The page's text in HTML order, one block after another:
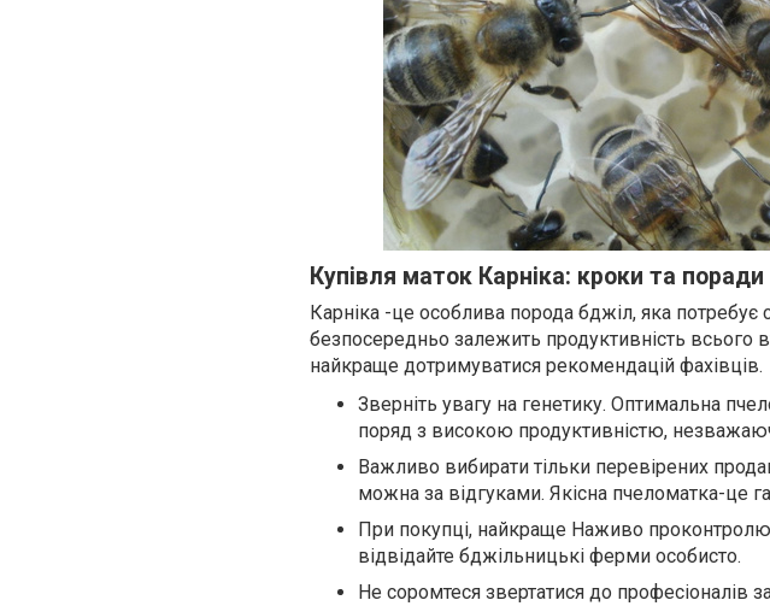
Купівля маток Карніка: кроки та поради
Карніка -це особлива порода бджіл, яка потребує
безпосередньо залежить продуктивність всього
найкраще дотримуватися рекомендацій фахівців.
Зверніть увагу на генетику. Оптимальна
поряд з високою продуктивністю,
Важливо вибирати тільки перевірених
можна за відгуками. Якісна пчеломатка-це
При покупці, найкраще Наживо
відвідайте бджільницькі ферми особисто.
Не соромтеся звертатися до професіоналів